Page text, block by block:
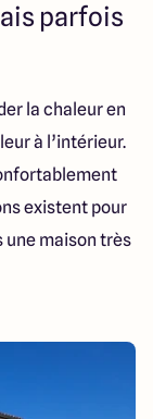
4.8
parfois
la chaleur en
à l’intérieur.
existent pour
une maison très